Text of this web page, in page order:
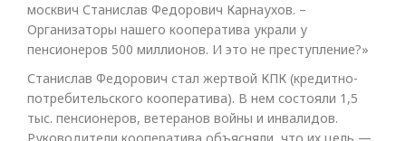
москвич Станислав Федорович Карнаухов. –
Организаторы нашего кооператива украли у
пенсионеров 500 миллионов. И это не преступление?»
Станислав Федорович стал жертвой КПК (кредитно-
потребительского кооператива). В нем состояли 1,5
тыс. пенсионеров, ветеранов войны и инвалидов.